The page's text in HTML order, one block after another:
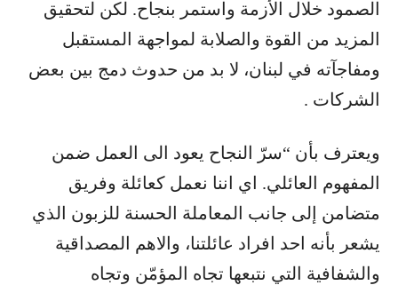
الصمود خلال الأزمة واستمر بنجاح. لكن لتحقيق
المزيد من القوة والصلابة لمواجهة المستقبل
ومفاجآته في لبنان، لا بد من حدوث دمج بين بعض
الشركات .
ويعترف بأن “سرّ النجاح يعود الى العمل ضمن
المفهوم العائلي. اي اننا نعمل كعائلة وفريق
متضامن إلى جانب المعاملة الحسنة للزبون الذي
يشعر بأنه احد افراد عائلتنا، والاهم المصداقية
والشفافية التي نتبعها تجاه المؤمّن وتجاه